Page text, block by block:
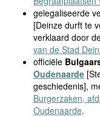
gelegaliseerde
[Deinze durft te
verklaard door
van de Stad
officiële
Oudenaarde
geschiedenis],
Burgerzaken,
Oudenaarde.